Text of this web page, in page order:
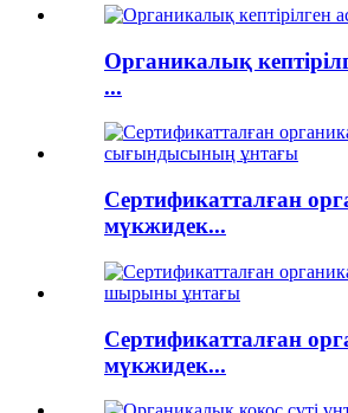
Органикалық
...
Сертификатталған
мүкжидек...
Сертификатталған
мүкжидек...